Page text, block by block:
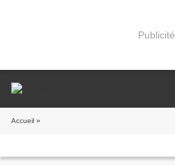
Publicité
Accueil »